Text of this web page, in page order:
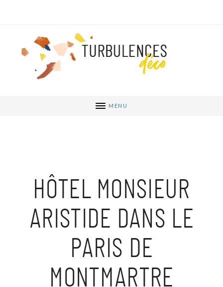
MENU
HÔTEL MONSIEUR
ARISTIDE DANS LE
PARIS DE
MONTMARTRE